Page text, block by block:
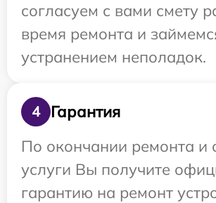
согласуем с вами смету
время ремонта и
устранением неполадок.
4
Гарантия
По окончании ремонта и
услуги Вы получите
гарантию на ремонт